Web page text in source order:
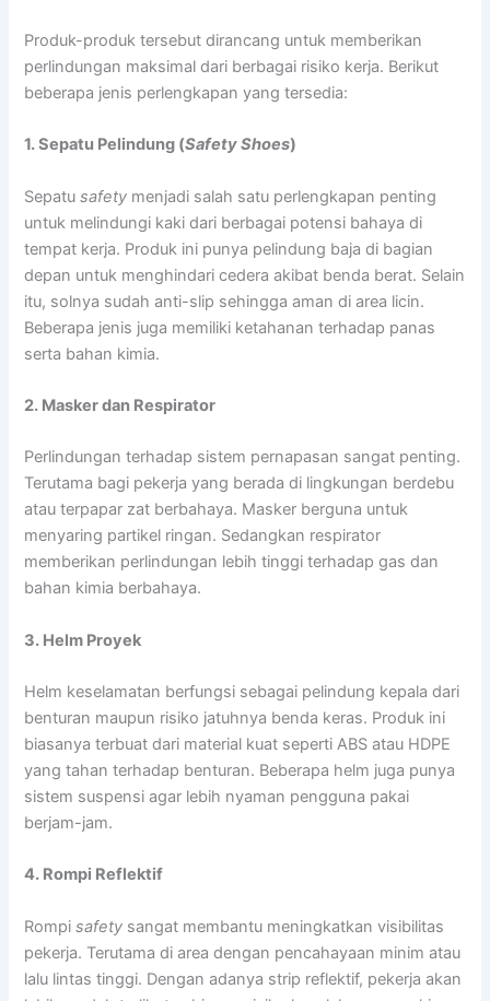
Produk-produk tersebut dirancang untuk memberikan
perlindungan maksimal dari berbagai risiko kerja. Berikut
beberapa jenis perlengkapan yang tersedia:
1. Sepatu Pelindung (Safety Shoes)
Sepatusafety menjadi salah satu perlengkapan penting
untuk melindungi kaki dari berbagai potensi bahaya di
tempat kerja. Produk ini punya pelindung baja di bagian
depan untuk menghindari cedera akibat benda berat. Selain
itu, solnya sudah anti-slip sehingga aman di area licin.
Beberapa jenis juga memiliki ketahanan terhadap panas
serta bahan kimia.
2. Masker dan Respirator
Perlindungan terhadap sistem pernapasan sangat penting.
Terutama bagi pekerja yang berada di lingkungan berdebu
atau terpapar zat berbahaya. Masker berguna untuk
menyaring partikel ringan. Sedangkan respirator
memberikan perlindungan lebih tinggi terhadap gas dan
bahan kimia berbahaya.
3. Helm Proyek
Helm keselamatan berfungsi sebagai pelindung kepala dari
benturan maupun risiko jatuhnya benda keras. Produk ini
biasanya terbuat dari material kuat seperti ABS atau HDPE
yang tahan terhadap benturan. Beberapa helm juga punya
sistem suspensi agar lebih nyaman pengguna pakai
berjam-jam.
4. Rompi Reflektif
Rompisafety sangat membantu meningkatkan visibilitas
pekerja. Terutama di area dengan pencahayaan minim atau
lalu lintas tinggi. Dengan adanya strip reflektif, pekerja akan